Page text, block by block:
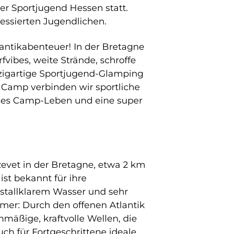
Sportjugend Hessen statt.
Jugendlichen.
In der Bretagne
weite Strände, schroffe
Sportjugend-Glamping
verbinden wir sportliche
Camp-Leben und eine super
in der Bretagne, etwa 2 km
bekannt für ihre
Wasser und sehr
Durch den offenen Atlantik
kraftvolle Wellen, die